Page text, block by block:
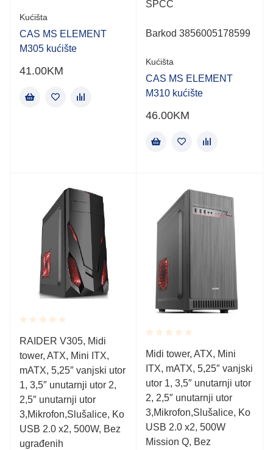
Kućišta
CAS MS ELEMENT
M305 kućište
41.00KM
SPCC
Barkod 3856005178599
Kućišta
CAS MS ELEMENT
M310 kućište
46.00KM
Rated
0.001
out
5
RAIDER V305, Midi
tower, ATX, Mini ITX,
mATX, 5,25″ vanjski utor
1, 3,5″ unutarnji utor 2,
2,5″ unutarnji utor
3,Mikrofon,Slušalice, Ko
USB 2.0 x2, 500W, Bez
ugrađenih
Rated
0.001
out
of
5
Midi tower, ATX, Mini
ITX, mATX, 5,25″ vanjski
utor 1, 3,5″ unutarnji utor
2, 2,5″ unutarnji utor
3,Mikrofon,Slušalice, Ko
USB 2.0 x2, 500W
Mission Q, Bez